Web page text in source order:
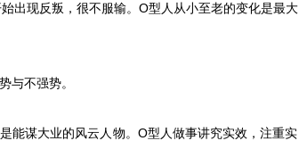
出现反叛，很不服输。O型人从小至老的变化是最大
与不强势。
能谋大业的风云人物。O型人做事讲究实效，注重实